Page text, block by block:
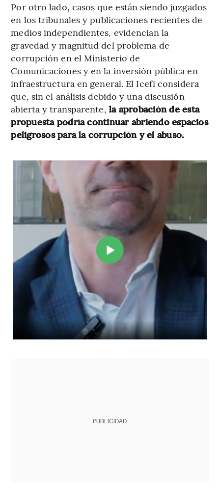
Por otro lado, casos que están siendo juzgados
en los tribunales y publicaciones recientes de
medios independientes, evidencian la
gravedad y magnitud del problema de
corrupción en el Ministerio de
Comunicaciones y en la inversión pública en
infraestructura en general. El Icefi considera
que, sin el análisis debido y una discusión
abierta y transparente, la aprobación de esta
propuesta podría continuar abriendo espacios
peligrosos para la corrupción y el abuso.
PUBLICIDAD